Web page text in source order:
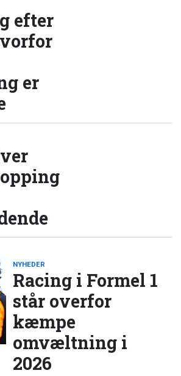
efter
er
NYHEDER
Racing i Formel 1
står overfor
kæmpe
omvæltning i
2026